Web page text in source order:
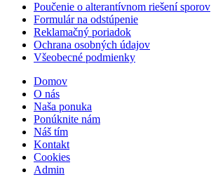
Poučenie o alterantívnom riešení sporov
Formulár na odstúpenie
Reklamačný poriadok
Ochrana osobných údajov
Všeobecné podmienky
Domov
O nás
Naša ponuka
Ponúknite nám
Náš tím
Kontakt
Cookies
Admin